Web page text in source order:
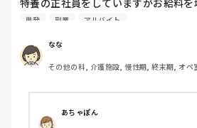
副業として単発バイトをしようと考え
確定申告や住民税など皆様どのように
調べれば調べるほどわからなくなって
差し支えなければどのようにして副
きたいです。
単発 副業 アルバイト
なな
その他の科, 介護施設, 慢性期, 終末期, オペ
あちゃぽん